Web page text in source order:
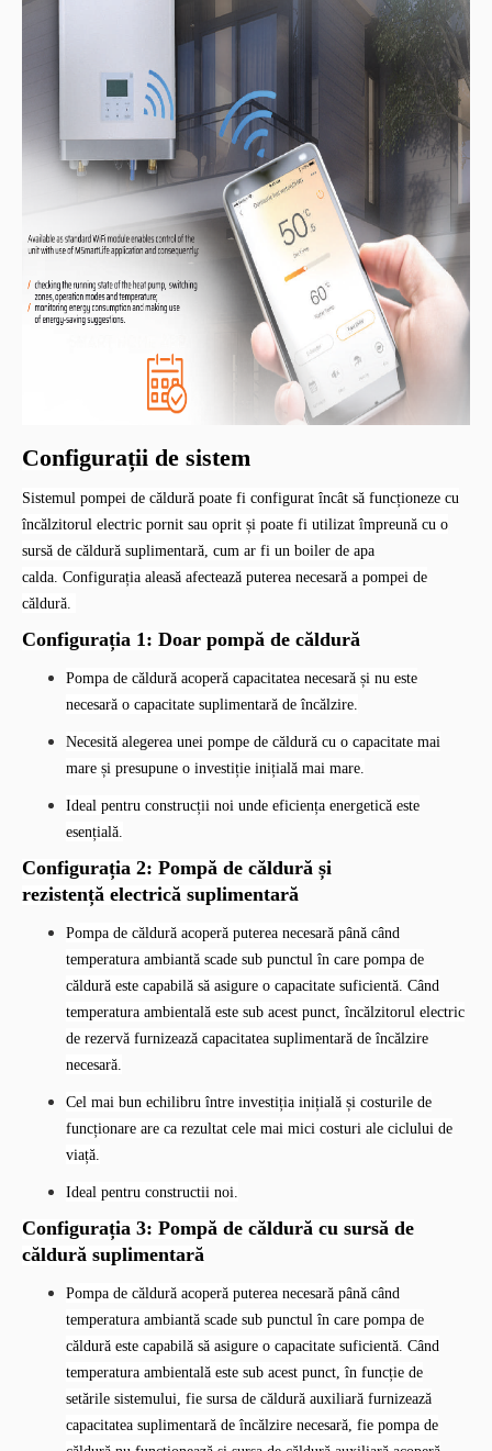
Configurații de sistem
Sistemul pompei de căldură poate fi configurat încât să funcționeze cu
încălzitorul electric pornit sau oprit și poate fi utilizat împreună cu o
sursă de căldură suplimentară, cum ar fi un boiler de apa
calda.Configurația aleasă afectează puterea necesară a pompei de
Configurația 1: Doar pompă de căldură
Pompa de căldură acoperă capacitatea necesară și nu este
necesară o capacitate suplimentară de încălzire.
Necesită alegerea unei pompe de căldură cu o capacitate mai
mare și presupune o investiție inițială mai mare.
Ideal pentru construcții noi unde eficiența energetică este
esențială.
Configurația 2: Pompă de căldură și
rezistență electrică suplimentară
Pompa de căldură acoperă puterea necesară până când
temperatura ambiantă scade sub punctul în care pompa de
căldură este capabilă să asigure o capacitate suficientă. Când
temperatura ambientală este sub acest punct, încălzitorul electric
de rezervă furnizează capacitatea suplimentară de încălzire
necesară.
Cel mai bun echilibru între investiția inițială și costurile de
funcționare are ca rezultat cele mai mici costuri ale ciclului de
Ideal pentru constructii noi.
Configurația 3: Pompă de căldură cu sursă de
căldură suplimentară
Pompa de căldură acoperă puterea necesară până când
temperatura ambiantă scade sub punctul în care pompa de
căldură este capabilă să asigure o capacitate suficientă. Când
temperatura ambientală este sub acest punct, în funcție de